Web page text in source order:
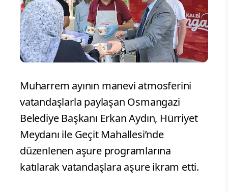
Muharrem ayının manevi atmosferini
vatandaşlarla paylaşan Osmangazi
Belediye Başkanı Erkan Aydın, Hürriyet
Meydanı ile Geçit Mahallesi’nde
düzenlenen aşure programlarına
katılarak vatandaşlara aşure ikram etti.